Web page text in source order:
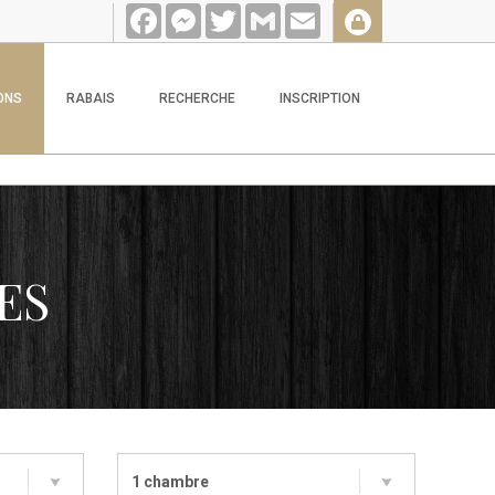
FacebookMessenger
TwitterGmail Email
RABAIS RECHERCHE INSCRIPTION
1 chambre